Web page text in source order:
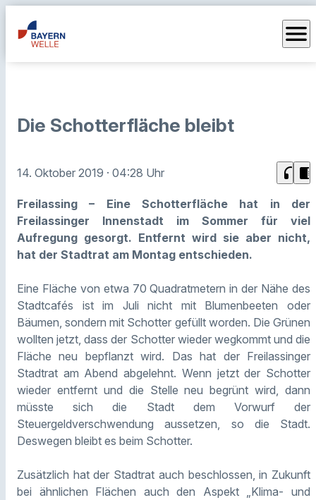
menu
Die Schotterfläche bleibt
14. Oktober 2019 · 04:28 Uhr headphones chrome_reader_mode
Freilassing – Eine Schotterfläche hat in der
Freilassinger Innenstadt im Sommer für viel
Aufregung gesorgt. Entfernt wird sie aber nicht,
hat der Stadtrat am Montag entschieden.
Eine Fläche von etwa 70 Quadratmetern in der Nähe des
Stadtcafés ist im Juli nicht mit Blumenbeeten oder
Bäumen, sondern mit Schotter gefüllt worden. Die Grünen
wollten jetzt, dass der Schotter wieder wegkommt und die
Fläche neu bepflanzt wird. Das hat der Freilassinger
Stadtrat am Abend abgelehnt. Wenn jetzt der Schotter
wieder entfernt und die Stelle neu begrünt wird, dann
müsste sich die Stadt dem Vorwurf der
Steuergeldverschwendung aussetzen, so die Stadt.
Deswegen bleibt es beim Schotter.
Zusätzlich hat der Stadtrat auch beschlossen, in Zukunft
bei ähnlichen Flächen auch den Aspekt „Klima- und